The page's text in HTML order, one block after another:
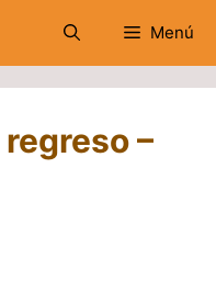
Menú
–